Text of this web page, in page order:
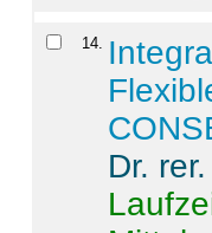
14
Dr.